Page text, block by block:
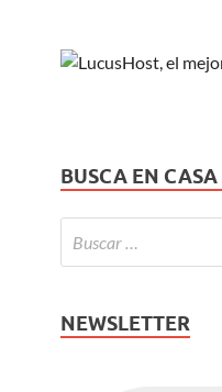
BUSCA EN
NEWSLETTER